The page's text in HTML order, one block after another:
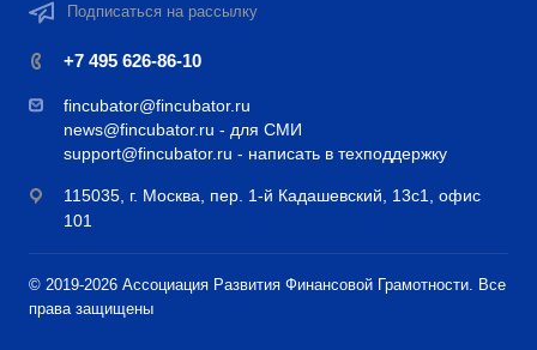
Подписаться на рассылку
+7 495 626-86-10
fincubator@fincubator.ru
news@fincubator.ru - для СМИ
support@fincubator.ru - написать в техподдержку
115035, г. Москва, пер. 1-й Кадашевский, 13с1, офис
101
© 2019-2026 Ассоциация Развития Финансовой Грамотности. Все
права защищены